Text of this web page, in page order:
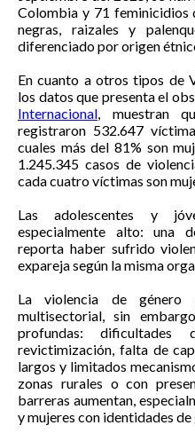
Colombia y 71 feminicidios
negras, raizales y
diferenciado por origen
En cuanto a otros tipos de
los datos que presenta el
Internacional, muestran
registraron 532.647
cuales más del 81% son
1.245.345 casos de
cada cuatro víctimas son
Las adolescentes y
especialmente alto: una
reporta haber sufrido
expareja según la misma
La violencia de género
multisectorial, sin
profundas:
revictimización, falta de
largos y limitados
zonas rurales o con
barreras aumentan,
y mujeres con identidades